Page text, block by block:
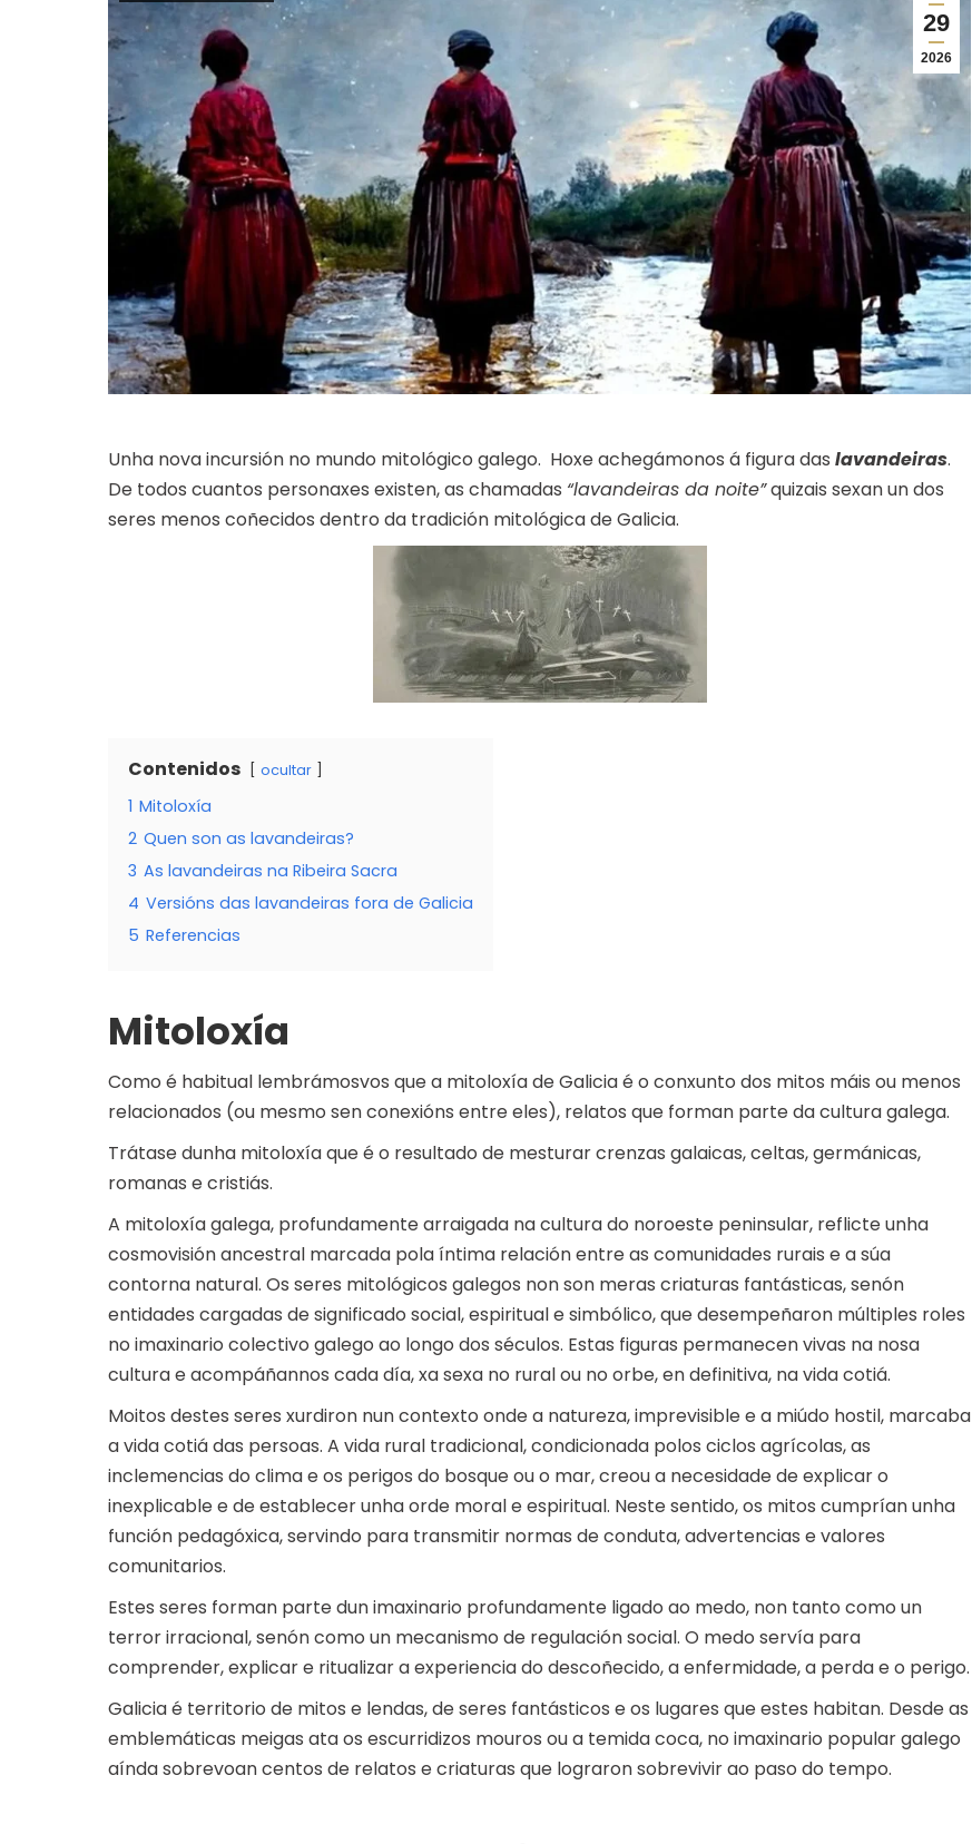
29
2026
Unha nova incursión no mundo mitológico galego. Hoxe achegámonos á figura das lavandeiras.
De todos cuantos personaxes existen, as chamadas “lavandeiras da noite”quizais sexan un dos
seres menos coñecidos dentro da tradición mitológica de Galicia.
Contenidos ocultar
1 Mitoloxía
2 Quen son as lavandeiras?
3 As lavandeiras na Ribeira Sacra
4 Versións das lavandeiras fora de Galicia
5 Referencias
Mitoloxía
Como é habitual lembrámosvos que a mitoloxía de Galicia é o conxunto dos mitos máis ou menos
relacionados (ou mesmo sen conexións entre eles), relatos que forman parte da cultura galega.
Trátase dunha mitoloxía que é o resultado de mesturar crenzas galaicas, celtas, germánicas,
romanas e cristiás.
A mitoloxía galega, profundamente arraigada na cultura do noroeste peninsular, reflicte unha
cosmovisión ancestral marcada pola íntima relación entre as comunidades rurais e a súa
contorna natural. Os seres mitológicos galegos non son meras criaturas fantásticas, senón
entidades cargadas de significado social, espiritual e simbólico, que desempeñaron múltiples roles
no imaxinario colectivo galego ao longo dos séculos. Estas figuras permanecen vivas na nosa
cultura e acompáñannos cada día, xa sexa no rural ou no orbe, en definitiva, na vida cotiá.
Moitos destes seres xurdiron nun contexto onde a natureza, imprevisible e a miúdo hostil, marcaba
a vida cotiá das persoas. A vida rural tradicional, condicionada polos ciclos agrícolas, as
inclemencias do clima e os perigos do bosque ou o mar, creou a necesidade de explicar o
inexplicable e de establecer unha orde moral e espiritual. Neste sentido, os mitos cumprían unha
función pedagóxica, servindo para transmitir normas de conduta, advertencias e valores
comunitarios.
Estes seres forman parte dun imaxinario profundamente ligado ao medo, non tanto como un
terror irracional, senón como un mecanismo de regulación social. O medo servía para
comprender, explicar e ritualizar a experiencia do descoñecido, a enfermidade, a perda e o perigo.
Galicia é territorio de mitos e lendas, de seres fantásticos e os lugares que estes habitan. Desde as
emblemáticas meigas ata os escurridizos mouros ou a temida coca, no imaxinario popular galego
aínda sobrevoan centos de relatos e criaturas que lograron sobrevivir ao paso do tempo.